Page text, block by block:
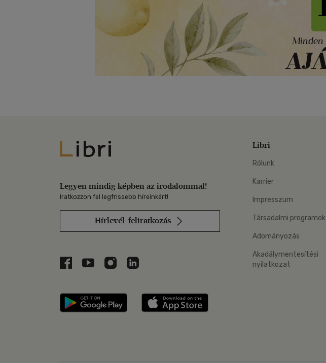
Libri
Legyen mindig képben az irodalommal!
Iratkozzon fel legfrissebb híreinkért!
Hírlevél-feliratkozás
Libri a Facebookon
Libri a Youtube-on
Libri az Instagramon
Libri a LinkedInen
Libri applikáció Szerezd meg: Google Play
Libri
Rólunk
Karrier
Impresszum
Társadalmi programok
Adományozás
Akadálymentesítési
nyilatkozat